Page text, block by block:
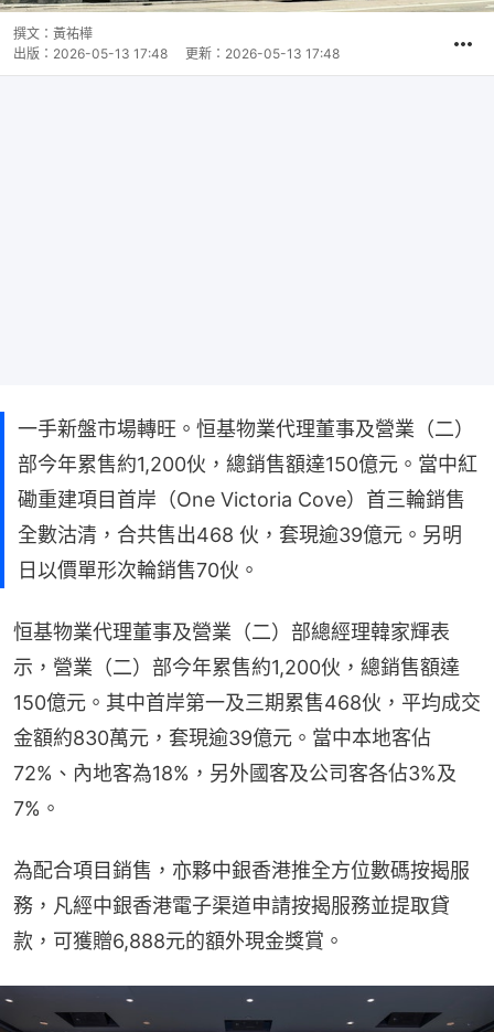
撰文： 黃祐樺
出版： 2026-05-13 17:48 更新： 2026-05-13 17:48
一手新盤市場轉旺。恒基物業代理董事及營業（二）
部今年累售約1,200伙，總銷售額達150億元。當中紅
磡重建項目首岸（One Victoria Cove）首三輪銷售
全數沽清，合共售出468 伙，套現逾39億元。另明
日以價單形次輪銷售70伙。
恒基物業代理董事及營業（二）部總經理韓家輝表
示，營業（二）部今年累售約1,200伙，總銷售額達
150億元。其中首岸第一及三期累售468伙，平均成交
金額約830萬元，套現逾39億元。當中本地客佔
72%、內地客為18%，另外國客及公司客各佔3%及
7%。
為配合項目銷售，亦夥中銀香港推全方位數碼按揭服
務，凡經中銀香港電子渠道申請按揭服務並提取貸
款，可獲贈6,888元的額外現金獎賞。